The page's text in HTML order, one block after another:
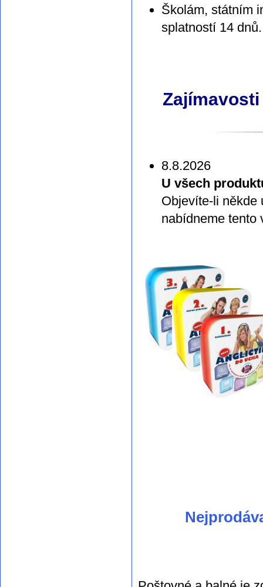
Školám, státním
splatností 14 dnů.
8.8.2026
U všech
Objevíte-li někde
nabídneme tento